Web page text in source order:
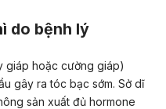
do bệnh lý
giáp hoặc cường giáp)
gây ra tóc bạc sớm. Sở dĩ
sản xuất đủ hormone